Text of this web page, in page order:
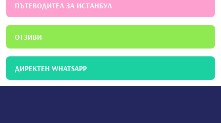
ПЪТЕВОДИТЕЛ ЗА ИСТАНБУЛ
ОТЗИВИ
ДИРЕКТЕН WHATSAPP